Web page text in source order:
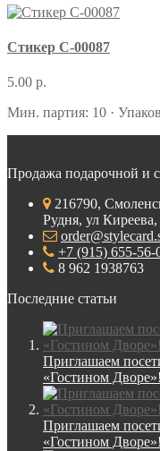
Стикер С-00087
5.00 р.
Мин. партия: 10 ·
Продажа подарочной и
216790,
Рудня, ул
+7 (915) 655-56-
8 962 1938763
Последние статьи
Приглашаем
«Гостином Дворе»!
Приглашаем
«Гостином Дворе»!